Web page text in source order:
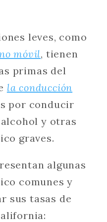
leves, como
móvil, tienen
primas del
la conducción
por conducir
y otras
graves.
algunas
comunes y
sus tasas de